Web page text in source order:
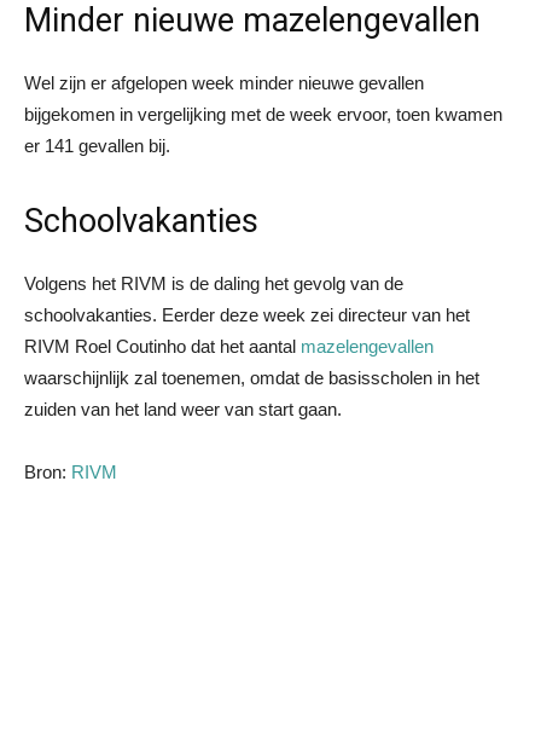
Minder nieuwe mazelengevallen
Wel zijn er afgelopen week minder nieuwe gevallen
bijgekomen in vergelijking met de week ervoor, toen kwamen
er 141 gevallen bij.
Schoolvakanties
Volgens het RIVM is de daling het gevolg van de
schoolvakanties. Eerder deze week zei directeur van het
RIVM Roel Coutinho dat het aantal mazelengevallen
waarschijnlijk zal toenemen, omdat de basisscholen in het
zuiden van het land weer van start gaan.
Bron: RIVM